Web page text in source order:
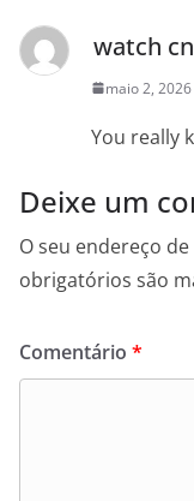
watch
maio 2,
You really
Deixe um
O seu endereço
obrigatórios são
Comentário *